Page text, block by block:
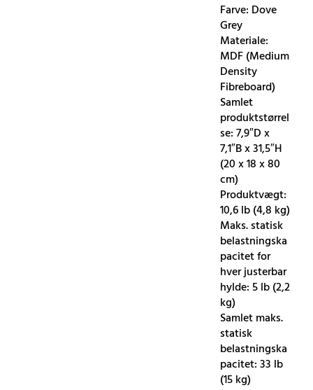
Farve: Dove
Grey
Materiale:
MDF (Medium
Density
Fibreboard)
Samlet
produktstørrel
se: 7,9″D x
7,1″B x 31,5″H
(20 x 18 x 80
cm)
Produktvægt:
10,6 lb (4,8 kg)
Maks. statisk
belastningska
pacitet for
hver justerbar
hylde: 5 lb (2,2
kg)
Samlet maks.
statisk
belastningska
pacitet: 33 lb
(15 kg)